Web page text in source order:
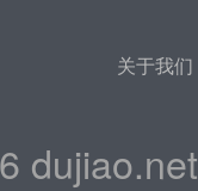
关于我们